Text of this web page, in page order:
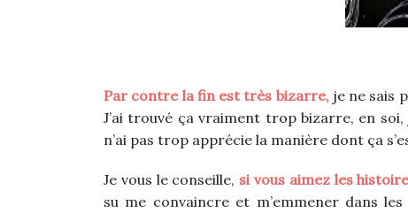
Par contre la fin est très bizarre,je ne sais
J’ai trouvé ça vraiment trop bizarre, en
n’ai pas trop apprécie la manière dont ça
Je vous le conseille, si vous aimez les
su me convaincre et m’emmener dans